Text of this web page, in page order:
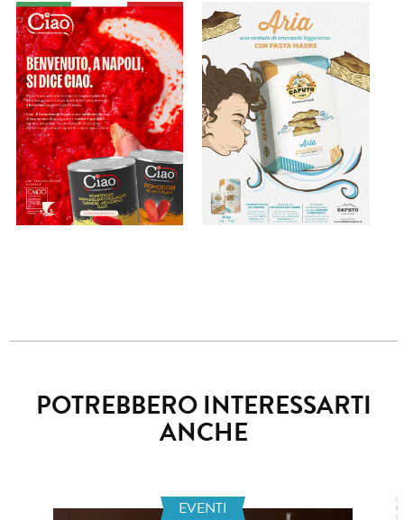
POTREBBERO INTERESSARTI
ANCHE
EVENTI